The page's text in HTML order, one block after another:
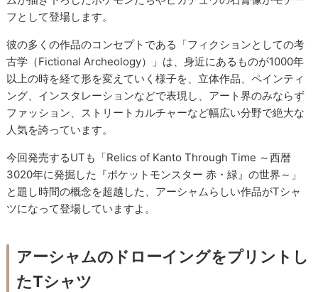
フとして登場します。
彼の多くの作品のコンセプトである「フィクションとしての考
古学（Fictional Archeology）」は、身近にあるものが1000年
以上の時を経て形を変えていく様子を、立体作品、ペインティ
ング、インスタレーションなどで表現し、アート界のみならず
ファッション、ストリートカルチャーなど幅広い分野で絶大な
人気を誇っています。
今回発売するUTも「Relics of Kanto Through Time ～西暦
3020年に発掘した『ポケットモンスター 赤・緑』の世界～」
と題し時間の概念を超越した、アーシャムらしい作品がTシャ
ツになって登場していますよ。
アーシャムのドローイングをプリントし
たTシャツ